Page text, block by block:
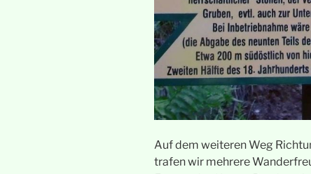
Auf dem weiteren Weg
trafen wir mehrere